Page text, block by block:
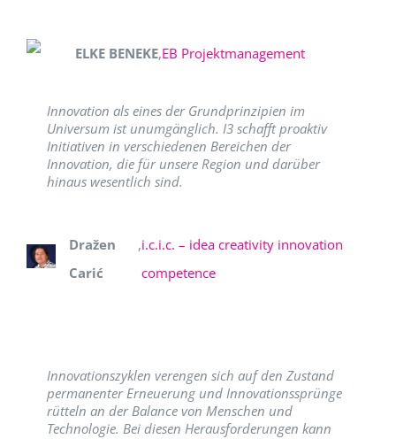
ELKE BENEKE,EB Projektmanagement
Innovation als eines der Grundprinzipien im
Universum ist unumgänglich. I3 schafft proaktiv
Initiativen in verschiedenen Bereichen der
Innovation, die für unsere Region und darüber
hinaus wesentlich sind.
Dražen
Carić
,i.c.i.c. – idea creativity innovation
competence
Innovationszyklen verengen sich auf den Zustand
permanenter Erneuerung und Innovationssprünge
rütteln an der Balance von Menschen und
Technologie. Bei diesen Herausforderungen kann